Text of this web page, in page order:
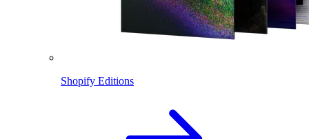
Shopify Editions